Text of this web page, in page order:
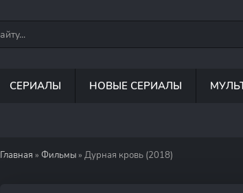
СЕРИАЛЫ НОВЫЕ СЕРИАЛЫ
Главная » Фильмы » Дурная кровь (2018)